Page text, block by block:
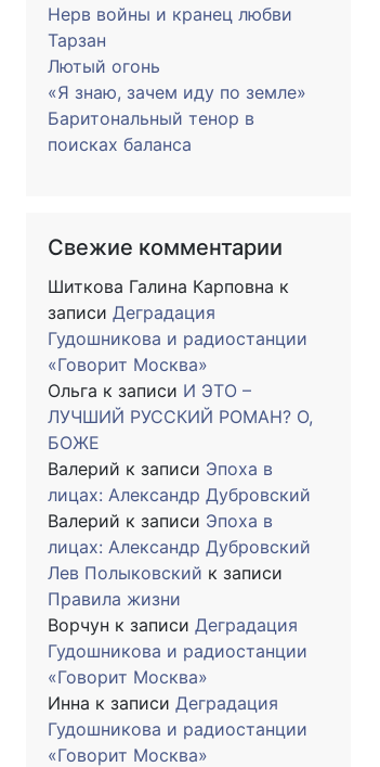
Нерв войны и кранец любви
Тарзан
Лютый огонь
«Я знаю, зачем иду по земле»
Баритональный тенор в
поисках баланса
Свежие комментарии
Шиткова Галина Карповна к
записи Деградация
Гудошникова и радиостанции
«Говорит Москва»
Ольга к записи И ЭТО –
ЛУЧШИЙ РУССКИЙ РОМАН? О,
БОЖЕ
Валерий к записи Эпоха в
лицах: Александр Дубровский
Валерий к записи Эпоха в
лицах: Александр Дубровский
Лев Полыковский к записи
Правила жизни
Ворчун к записи Деградация
Гудошникова и радиостанции
«Говорит Москва»
Инна к записи Деградация
Гудошникова и радиостанции
«Говорит Москва»